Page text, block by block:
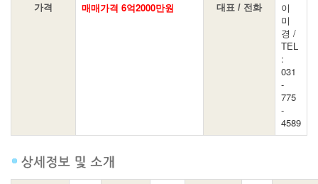
가격 매매가격 6억2000만원 대표 / 전화
이
미
경 /
TEL
:
031
-
775
-
4589